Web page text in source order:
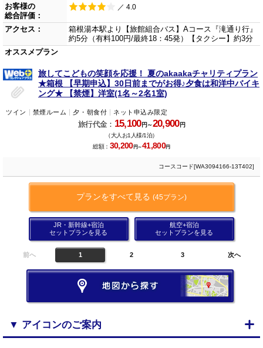
お客様の
総合評価：
／ 4.0
アクセス：
箱根湯本駅より【旅館組合バス】Aコース『滝通り行』
約5分（有料100円/最終18：45発）【タクシー】約3分
オススメプラン
旅してこどもの笑顔を応援！ 夏のakaakaチャリティプラン
★箱根 【早期申込】30日前までがお得♪夕食は和洋中バイキ
ング★ 【禁煙】洋室(1名～2名1室)
ツイン 禁煙ルーム 夕・朝食付 ネット申込み限定
旅行代金： 15,100円～20,900円
（大人お1人様/1泊）
総額： 30,200円～41,800円
コースコード[WA3094166-13T402]
プランをすべて見る (45プラン)
JR・新幹線+宿泊
セットプランを見る
航空+宿泊
セットプランを見る
前へ 1 2 3 次へ
▼ アイコンのご案内